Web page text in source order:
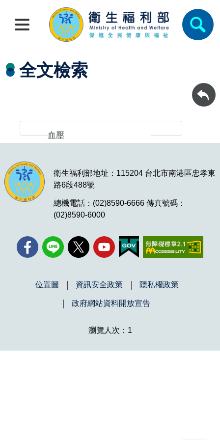
全文檢索
衛生福利部地址：115204 台北市南港區忠孝東
路6段488號
總機電話：(02)8590-6666 傳真號碼：
(02)8590-6000
位置圖 資訊安全政策 隱私權政策
政府網站資料開放宣告
瀏覽人次：1